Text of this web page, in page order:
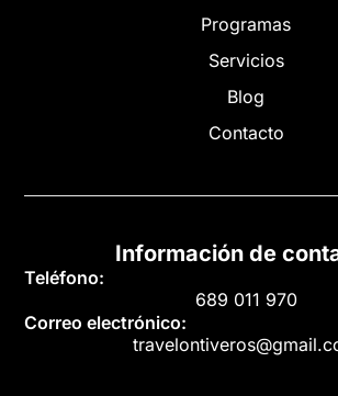
Programas
Servicios
Blog
Contacto
Información de
Teléfono:
689 011 970
Correo electrónico: